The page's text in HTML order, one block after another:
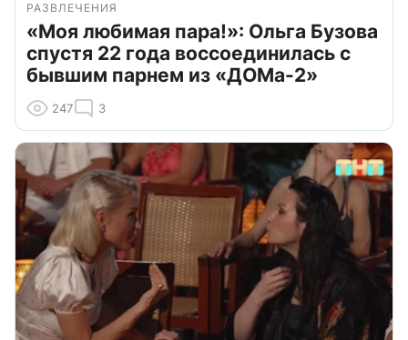
РАЗВЛЕЧЕНИЯ
«Моя любимая пара!»: Ольга Бузова
спустя 22 года воссоединилась с
бывшим парнем из «ДОМа-2»
247 3